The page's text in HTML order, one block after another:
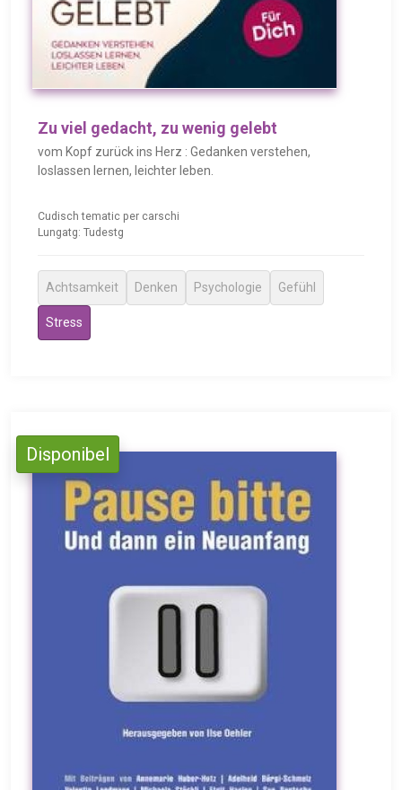
Zu viel gedacht, zu wenig gelebt
vom Kopf zurück ins Herz : Gedanken verstehen,
loslassen lernen, leichter leben.
Cudisch tematic per carschi
Lungatg: Tudestg
Achtsamkeit Denken Psychologie Gefühl
Stress
Disponibel